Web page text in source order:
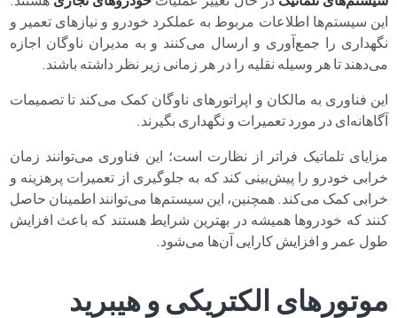
این سیستم‌ها اطلاعات مربوط به عملکرد خودرو و نیازهای تعمیر و
نگهداری را جمع‌آوری و ارسال می‌کنند و به مدیران ناوگان اجازه
می‌دهند تا هر وسیله نقلیه را در هر زمانی زیر نظر داشته باشند.
این فناوری به مالکان و اپراتورهای ناوگان کمک می‌کند تا تصمیمات
آگاهانه‌ای در مورد تعمیرات و نگهداری بگیرند.
مزایای تلماتیک فراتر از نظارت است؛ این فناوری می‌توانند زمان
خرابی خودرو را پیش‌بینی کند که به جلوگیری از تعمیرات پرهزینه و
خرابی کمک می‌کند. همچنین، این سیستم‌ها می‌توانند اطمینان حاصل
کنند که خودروها همیشه در بهترین شرایط هستند که باعث افزایش
طول عمر و افزایش کارایی آن‌ها می‌شود.
موتورهای الکتریکی و هیبرید